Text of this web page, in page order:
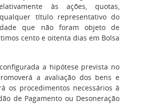
às ações, quotas,
título representativo do
que não foram objeto de
cento e oitenta dias em Bolsa
a hipótese prevista no
a avaliação dos bens e
os procedimentos necessários à
de Pagamento ou Desoneração